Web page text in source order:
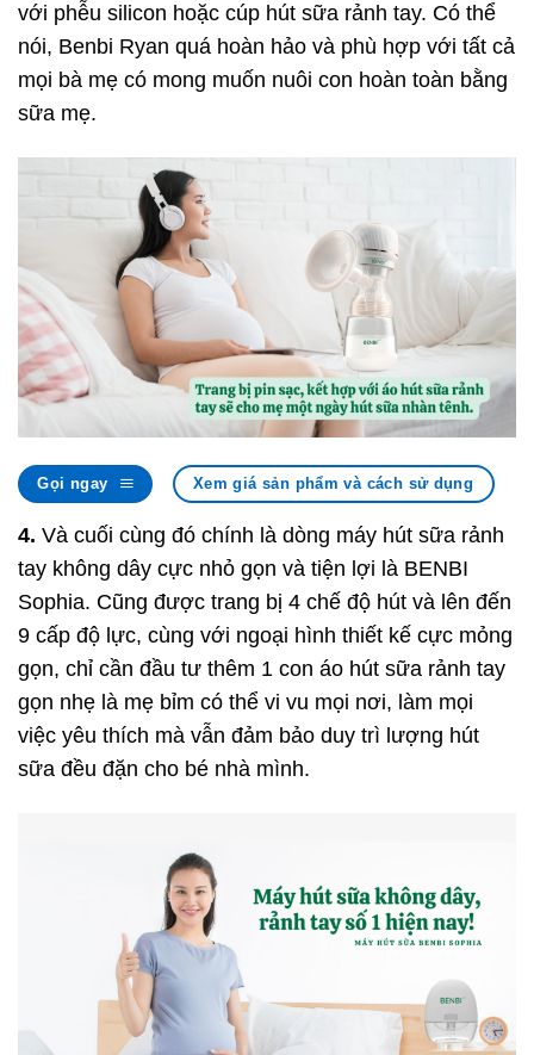
với phễu silicon hoặc cúp hút sữa rảnh tay. Có thể
nói, Benbi Ryan quá hoàn hảo và phù hợp với tất cả
mọi bà mẹ có mong muốn nuôi con hoàn toàn bằng
sữa mẹ.
Gọi ngay Xem giá sản phẩm và cách sử dụng
4. Và cuối cùng đó chính là dòng máy hút sữa rảnh
tay không dây cực nhỏ gọn và tiện lợi là BENBI
Sophia. Cũng được trang bị 4 chế độ hút và lên đến
9 cấp độ lực, cùng với ngoại hình thiết kế cực mỏng
gọn, chỉ cần đầu tư thêm 1 con áo hút sữa rảnh tay
gọn nhẹ là mẹ bỉm có thể vi vu mọi nơi, làm mọi
việc yêu thích mà vẫn đảm bảo duy trì lượng hút
sữa đều đặn cho bé nhà mình.